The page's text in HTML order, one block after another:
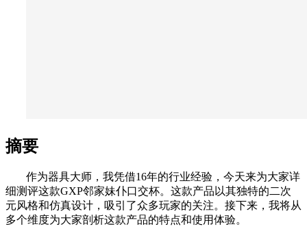
摘要
作为器具大师，我凭借16年的行业经验，今天来为大家详
细测评这款GXP邻家妹仆口交杯。这款产品以其独特的二次
元风格和仿真设计，吸引了众多玩家的关注。接下来，我将从
多个维度为大家剖析这款产品的特点和使用体验。